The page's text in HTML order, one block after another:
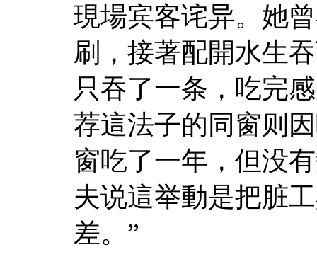
現場宾客诧异。她
刷，接著配開水生
只吞了一条，吃完
荐這法子的同窗则
窗吃了一年，但没
夫说這举動是把脏
差。”